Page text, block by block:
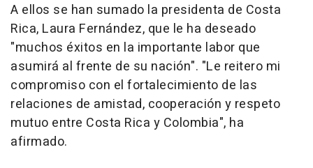
A ellos se han sumado la presidenta de Costa
Rica, Laura Fernández, que le ha deseado
"muchos éxitos en la importante labor que
asumirá al frente de su nación". "Le reitero mi
compromiso con el fortalecimiento de las
relaciones de amistad, cooperación y respeto
mutuo entre Costa Rica y Colombia", ha
afirmado.